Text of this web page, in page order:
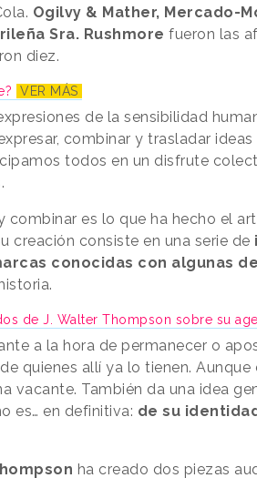
Ogilvy & Mather, Mercado-
Sra. Rushmore fueron las
diez.
VER MÁS
de la sensibilidad
combinar y trasladar ideas
todos en un disfrute
combinar es lo que ha hecho el
creación consiste en una serie de
conocidas con algunas
de J. Walter Thompson sobre su
a la hora de permanecer o
quienes allí ya lo tienen. Aunque
vacante. También da una idea
es… en definitiva: de su
ha creado dos piezas